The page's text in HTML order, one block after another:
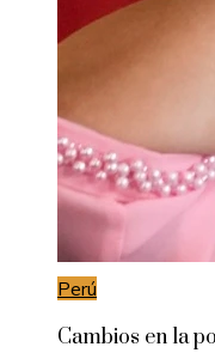
Perú
Cambios en la